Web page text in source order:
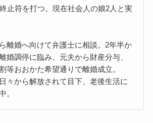
止符を打つ。現在社会人の娘2人と実
離婚へ向けて弁護士に相談。2年半か
婚調停に臨み、元夫から財産分与、
等おおかた希望通りで離婚成立。
々から解放されて目下、老後生活に
。